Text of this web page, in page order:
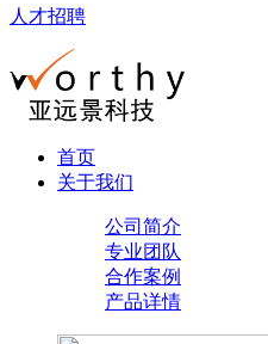
人才招聘
首页
关于我们
公司简介
专业团队
合作案例
产品详情